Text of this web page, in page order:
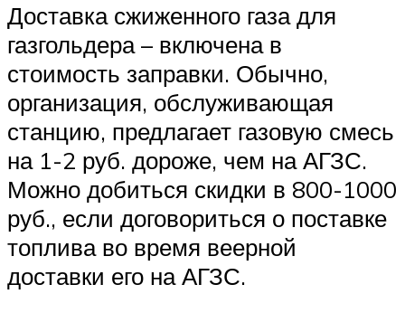
Доставка сжиженного газа для
газгольдера – включена в
стоимость заправки. Обычно,
организация, обслуживающая
станцию, предлагает газовую смесь
на 1-2 руб. дороже, чем на АГЗС.
Можно добиться скидки в 800-1000
руб., если договориться о поставке
топлива во время веерной
доставки его на АГЗС.